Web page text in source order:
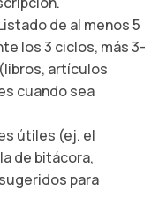
Listado de al menos 5
los 3 ciclos, más 3-
artículos
cuando sea
útiles (ej. el
de bitácora,
para